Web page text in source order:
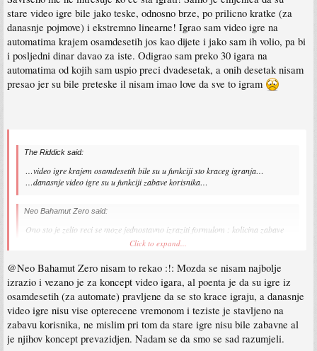
stare video igre bile jako teske, odnosno brze, po prilicno kratke (za
danasnje pojmove) i ekstremno linearne! Igrao sam video igre na
automatima krajem osamdesetih jos kao dijete i jako sam ih volio, pa bi
i posljedni dinar davao za iste. Odigrao sam preko 30 igara na
automatima od kojih sam uspio preci dvadesetak, a onih desetak nisam
presao jer su bile preteske il nisam imao love da sve to igram
The Riddick said:
…video igre krajem osamdesetih bile su u funkciji sto kraceg igranja…
…danasnje video igre su u funkciji zabave korisnika…
Neo Bahamut Zero said:
Ono sto je zelio reci se moze jednostavno izraziti formulom : kolicina zabave
koju pruza jedna igra, direktno je proporcionalna kolicini vremena koje je
Click to expand...
@Neo Bahamut Zero nisam to rekao :!: Mozda se nisam najbolje
izrazio i vezano je za koncept video igara, al poenta je da su igre iz
osamdesetih (za automate) pravljene da se sto krace igraju, a danasnje
video igre nisu vise opterecene vremonom i teziste je stavljeno na
zabavu korisnika, ne mislim pri tom da stare igre nisu bile zabavne al
je njihov koncept prevazidjen. Nadam se da smo se sad razumjeli.